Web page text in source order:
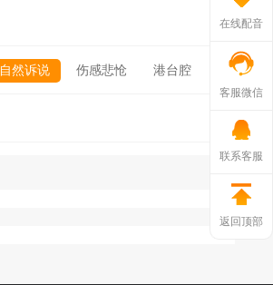
自然诉说 伤感悲怆 港台腔
在线配音
客服微信
联系客服
返回顶部